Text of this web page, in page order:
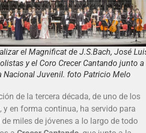
el Magnificat de J.S.Bach, José
y el Coro Crecer Cantando junto a
Nacional Juvenil. foto Patricio Melo
de la tercera década, de uno de los
y en forma continua, ha servido para
miles de jóvenes a lo largo de todo